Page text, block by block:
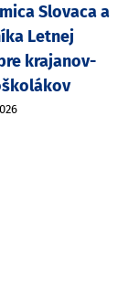
Slovaca a
Letnej
krajanov-